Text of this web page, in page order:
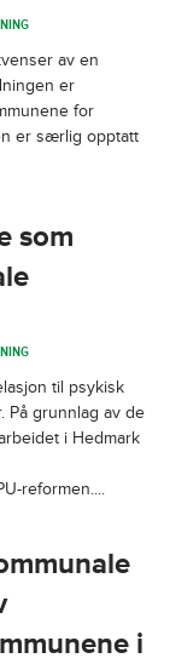
av en
er
for
er særlig opptatt
som
til psykisk
På grunnlag av de
i Hedmark
reformen....
i